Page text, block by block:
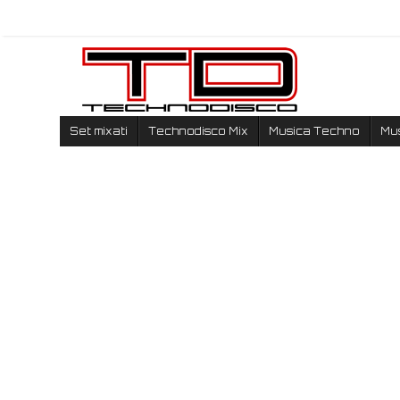
Set mixati Technodisco Mix Musica Techno